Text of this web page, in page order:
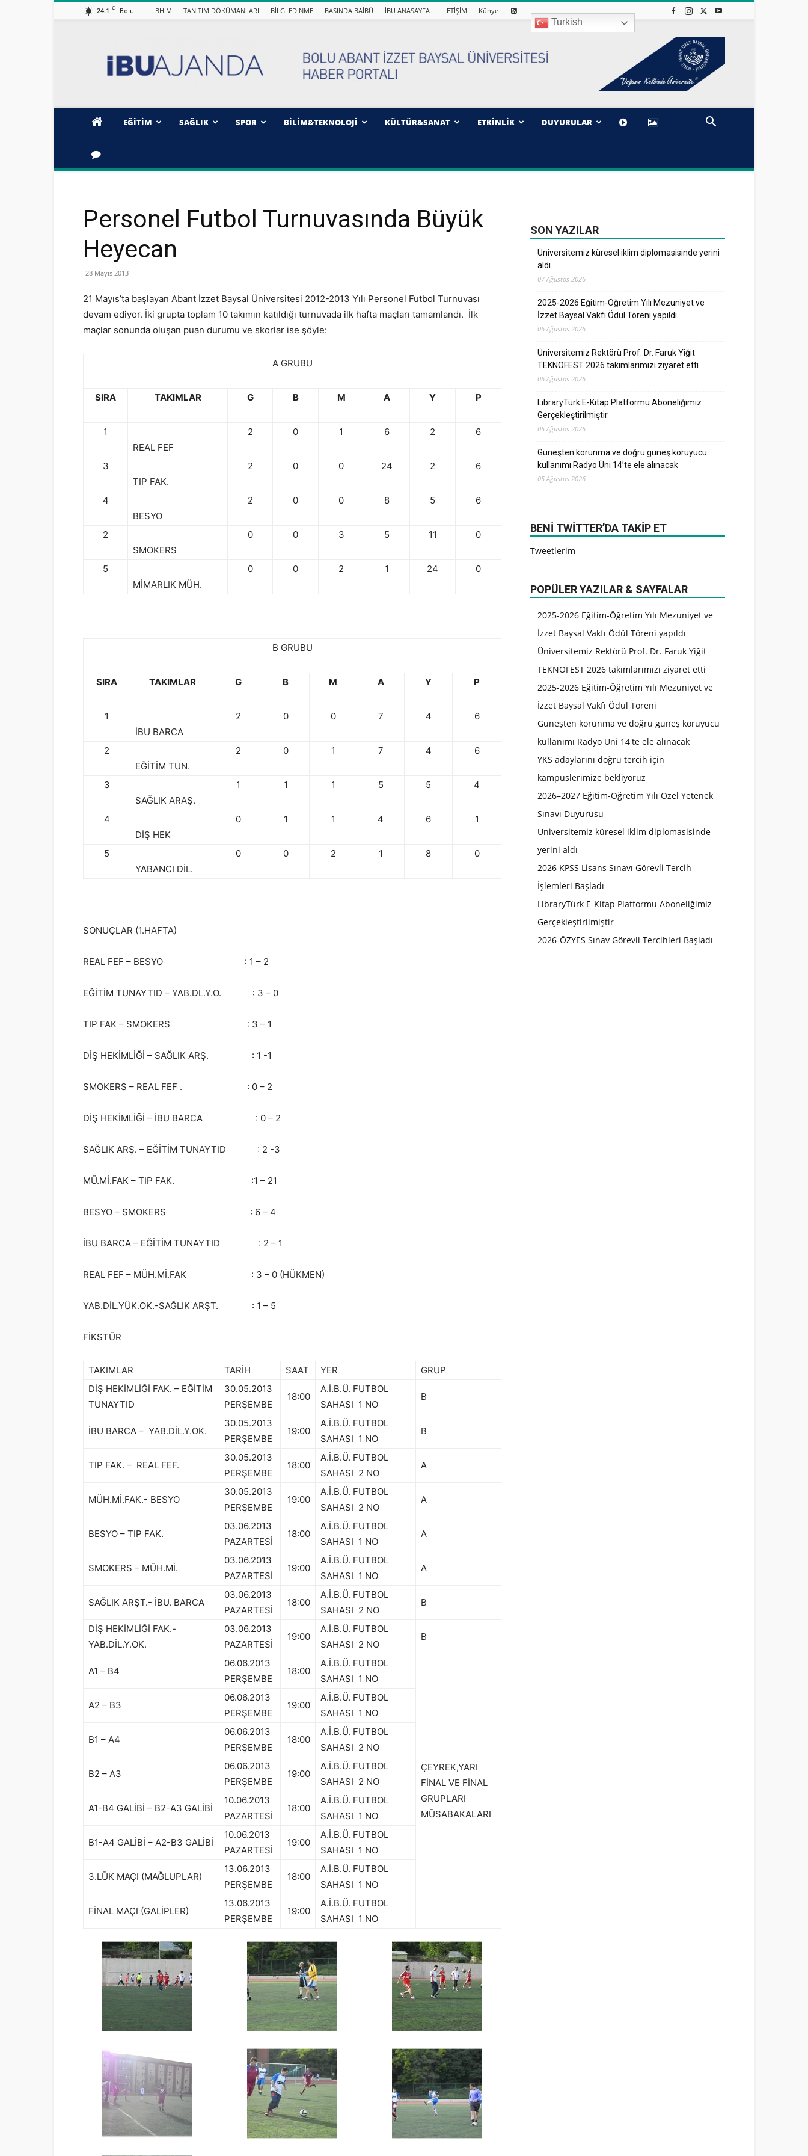
24.1 C Bolu BHİM TANITIM DÖKÜMANLARI BİLGİ EDİNME BASINDA BAİBÜ İBU ANASAYFA İLETİŞİM Künye
Turkish
EĞİTİM SAĞLIK SPOR BİLİM&TEKNOLOJİ KÜLTÜR&SANAT ETKİNLİK DUYURULAR
Personel Futbol Turnuvasında Büyük
Heyecan
28 Mayıs 2013
21 Mayıs’ta başlayan Abant İzzet Baysal Üniversitesi 2012-2013 Yılı Personel Futbol Turnuvası
devam ediyor. İki grupta toplam 10 takımın katıldığı turnuvada ilk hafta maçları tamamlandı. İlk
maçlar sonunda oluşan puan durumu ve skorlar ise şöyle:
A GRUBU
SIRA TAKIMLAR G B M A Y P
1
REAL FEF
2 0 1 6 2 6
3
TIP FAK.
2 0 0 24 2 6
4
BESYO
2 0 0 8 5 6
2
SMOKERS
0 0 3 5 11 0
5
MİMARLIK MÜH.
0 0 2 1 24 0
B GRUBU
SIRA TAKIMLAR G B M A Y P
1
İBU BARCA
2 0 0 7 4 6
2
EĞİTİM TUN.
2 0 1 7 4 6
3
SAĞLIK ARAŞ.
1 1 1 5 5 4
4
DİŞ HEK
0 1 1 4 6 1
5
YABANCI DİL.
0 0 2 1 8 0
SONUÇLAR (1.HAFTA)
REAL FEF – BESYO : 1 – 2
EĞİTİM TUNAYTID – YAB.DL.Y.O. : 3 – 0
TIP FAK – SMOKERS : 3 – 1
DİŞ HEKİMLİĞİ – SAĞLIK ARŞ. : 1 -1
SMOKERS – REAL FEF . : 0 – 2
DİŞ HEKİMLİĞİ – İBU BARCA : 0 – 2
SAĞLIK ARŞ. – EĞİTİM TUNAYTID : 2 -3
MÜ.Mİ.FAK – TIP FAK. :1 – 21
BESYO – SMOKERS : 6 – 4
İBU BARCA – EĞİTİM TUNAYTID : 2 – 1
REAL FEF – MÜH.Mİ.FAK : 3 – 0 (HÜKMEN)
YAB.DİL.YÜK.OK.-SAĞLIK ARŞT. : 1 – 5
FİKSTÜR
TAKIMLAR TARİH SAAT YER
GRUP
DİŞ HEKİMLİĞİ FAK. – EĞİTİM
TUNAYTID
30.05.2013
PERŞEMBE
18:00
A.İ.B.Ü. FUTBOL
SAHASI 1 NO
B
İBU BARCA – YAB.DİL.Y.OK.
30.05.2013
PERŞEMBE
19:00
A.İ.B.Ü. FUTBOL
SAHASI 1 NO
B
TIP FAK. – REAL FEF.
30.05.2013
PERŞEMBE
18:00
A.İ.B.Ü. FUTBOL
SAHASI 2 NO
A
MÜH.Mİ.FAK.- BESYO
30.05.2013
PERŞEMBE
19:00
A.İ.B.Ü. FUTBOL
SAHASI 2 NO
A
BESYO – TIP FAK.
03.06.2013
PAZARTESİ
18:00
A.İ.B.Ü. FUTBOL
SAHASI 1 NO
A
SMOKERS – MÜH.Mİ.
03.06.2013
PAZARTESİ
19:00
A.İ.B.Ü. FUTBOL
SAHASI 1 NO
A
SAĞLIK ARŞT.- İBU. BARCA
03.06.2013
PAZARTESİ
18:00
A.İ.B.Ü. FUTBOL
SAHASI 2 NO
B
DİŞ HEKİMLİĞİ FAK.-
YAB.DİL.Y.OK.
03.06.2013
PAZARTESİ
19:00
A.İ.B.Ü. FUTBOL
SAHASI 2 NO
B
A1 – B4
06.06.2013
PERŞEMBE
18:00
A.İ.B.Ü. FUTBOL
SAHASI 1 NO
ÇEYREK,YARI
FİNAL VE FİNAL
GRUPLARI
MÜSABAKALARI
A2 – B3
06.06.2013
PERŞEMBE
19:00
A.İ.B.Ü. FUTBOL
SAHASI 1 NO
B1 – A4
06.06.2013
PERŞEMBE
18:00
A.İ.B.Ü. FUTBOL
SAHASI 2 NO
B2 – A3
06.06.2013
PERŞEMBE
19:00
A.İ.B.Ü. FUTBOL
SAHASI 2 NO
A1-B4 GALİBİ – B2-A3 GALİBİ
10.06.2013
PAZARTESİ
18:00
A.İ.B.Ü. FUTBOL
SAHASI 1 NO
B1-A4 GALİBİ – A2-B3 GALİBİ
10.06.2013
PAZARTESİ
19:00
A.İ.B.Ü. FUTBOL
SAHASI 1 NO
3.LÜK MAÇI (MAĞLUPLAR)
13.06.2013
PERŞEMBE
18:00
A.İ.B.Ü. FUTBOL
SAHASI 1 NO
FİNAL MAÇI (GALİPLER)
13.06.2013
PERŞEMBE
19:00
A.İ.B.Ü. FUTBOL
SAHASI 1 NO
SON YAZILAR
Üniversitemiz küresel iklim diplomasisinde yerini
aldı
07 Ağustos 2026
2025-2026 Eğitim-Öğretim Yılı Mezuniyet ve
İzzet Baysal Vakfı Ödül Töreni yapıldı
06 Ağustos 2026
Üniversitemiz Rektörü Prof. Dr. Faruk Yiğit
TEKNOFEST 2026 takımlarımızı ziyaret etti
06 Ağustos 2026
LibraryTürk E-Kitap Platformu Aboneliğimiz
Gerçekleştirilmiştir
05 Ağustos 2026
Güneşten korunma ve doğru güneş koruyucu
kullanımı Radyo Üni 14’te ele alınacak
05 Ağustos 2026
BENI TWITTER’DA TAKIP ET
Tweetlerim
POPÜLER YAZILAR & SAYFALAR
2025-2026 Eğitim-Öğretim Yılı Mezuniyet ve
İzzet Baysal Vakfı Ödül Töreni yapıldı
Üniversitemiz Rektörü Prof. Dr. Faruk Yiğit
TEKNOFEST 2026 takımlarımızı ziyaret etti
2025-2026 Eğitim-Öğretim Yılı Mezuniyet ve
İzzet Baysal Vakfı Ödül Töreni
Güneşten korunma ve doğru güneş koruyucu
kullanımı Radyo Üni 14'te ele alınacak
YKS adaylarını doğru tercih için
kampüslerimize bekliyoruz
2026–2027 Eğitim-Öğretim Yılı Özel Yetenek
Sınavı Duyurusu
Üniversitemiz küresel iklim diplomasisinde
yerini aldı
2026 KPSS Lisans Sınavı Görevli Tercih
İşlemleri Başladı
LibraryTürk E-Kitap Platformu Aboneliğimiz
Gerçekleştirilmiştir
2026-ÖZYES Sınav Görevli Tercihleri Başladı